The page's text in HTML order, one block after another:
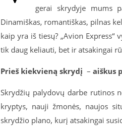
gerai skrydyje mums
Dinamiškas, romantiškas, pilnas
kaip yra iš tiesų? „Avion Express“
tik daug keliauti, bet ir atsakingai
Prieš kiekvieną skrydį – aiškus
Skrydžių palydovų darbe rutinos
kryptys, nauji žmonės, naujos
skrydžio plano, kurį atsakingai